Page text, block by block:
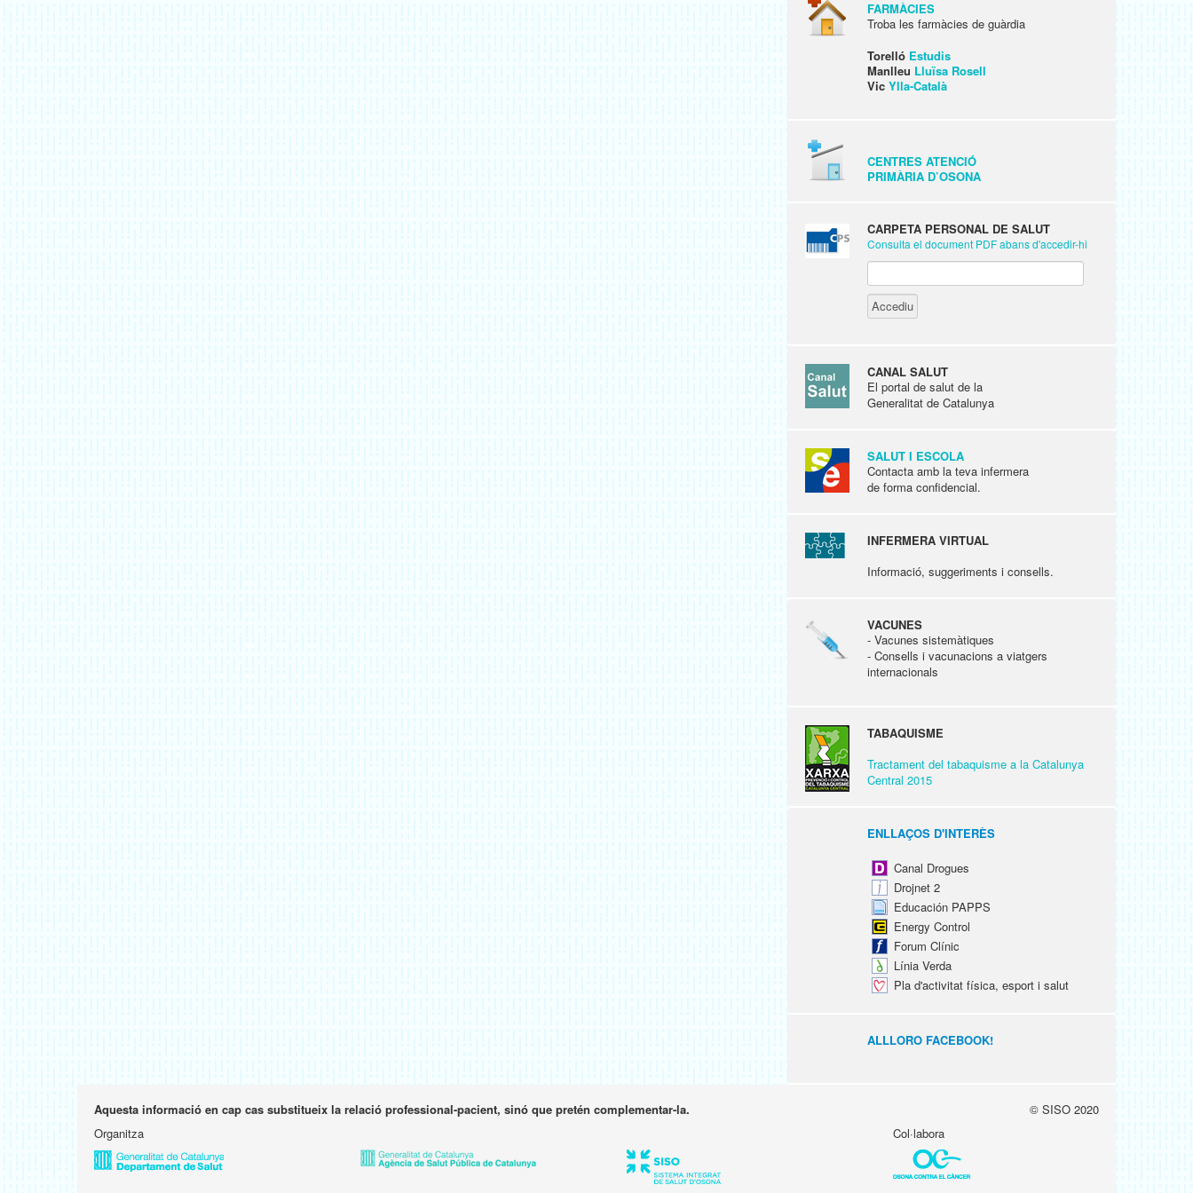
FARMÀCIES
Troba les farmàcies de guàrdia
Torelló Estudis
Manlleu Lluïsa Rosell
Vic Ylla-Català
CENTRES ATENCIÓ
PRIMÀRIA D’OSONA
CARPETA PERSONAL DE SALUT
Consulta el document PDF abans d'accedir-hi
CANAL SALUT
El portal de salut de la
Generalitat de Catalunya
SALUT I ESCOLA
Contacta amb la teva infermera
de forma confidencial.
INFERMERA VIRTUAL
Informació, suggeriments i consells.
VACUNES
- Vacunes sistemàtiques
- Consells i vacunacions a viatgers
internacionals
TABAQUISME
Tractament del tabaquisme a la Catalunya
Central 2015
ENLLAÇOS D'INTERÈS
Canal Drogues
Drojnet 2
Educación PAPPS
Energy Control
Forum Clínic
Línia Verda
Pla d'activitat física, esport i salut
ALLLORO FACEBOOK!
Aquesta informació en cap cas substitueix la relació professional-pacient, sinó que pretén complementar-la.
© SISO 2020
Organitza
Col·labora